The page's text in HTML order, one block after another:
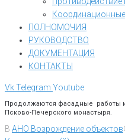
ПОЛНОМОЧИЯ
РУКОВОДСТВО
ДОКУМЕНТАЦИЯ
КОНТАКТЫ
VkTelegram Youtube
Продолжаются фасадные работы
Псково-Печерского монастыря.
В АНО Возрождение объектов